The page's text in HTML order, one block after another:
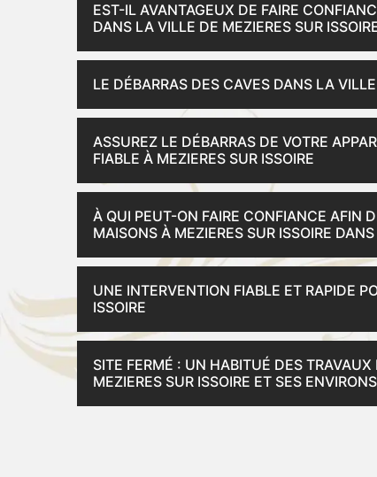
EST-IL AVANTAGEUX DE FAIRE
DANS LA VILLE DE MEZIERES SUR
LE DÉBARRAS DES CAVES DANS LA
ASSUREZ LE DÉBARRAS DE VOTRE
FIABLE À MEZIERES SUR ISSOIRE
À QUI PEUT-ON FAIRE CONFIANCE AFIN
MAISONS À MEZIERES SUR ISSOIRE
UNE INTERVENTION FIABLE ET RAPIDE
ISSOIRE
SITE FERMÉ : UN HABITUÉ DES
MEZIERES SUR ISSOIRE ET SES ENVIRONS